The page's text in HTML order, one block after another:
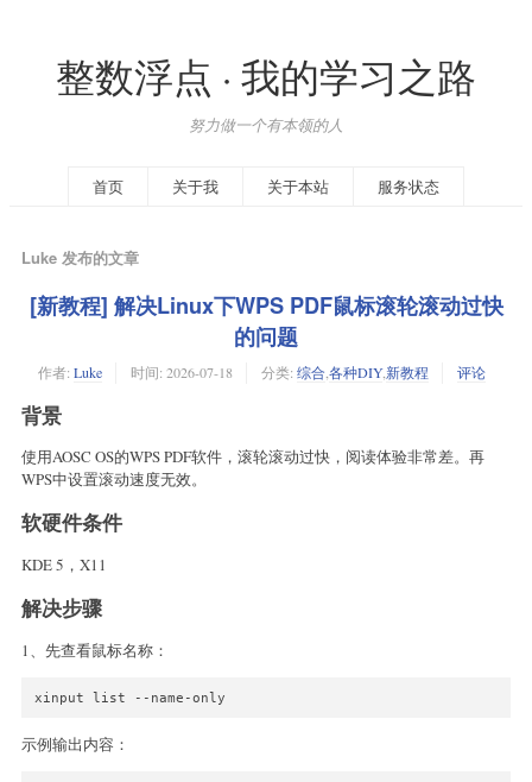
整数浮点 · 我的学习之路
努力做一个有本领的人
首页 关于我 关于本站 服务状态
Luke 发布的文章
[新教程] 解决Linux下WPS PDF鼠标滚轮滚动过快
的问题
作者: Luke 时间: 2026-07-18 分类: 综合 各种DIY,新教程 评论
背景
使用AOSC OS的WPS PDF软件，滚轮滚动过快，阅读体验非常差。再
WPS中设置滚动速度无效。
软硬件条件
KDE 5，X11
解决步骤
1、先查看鼠标名称：
xinput list --name-only
示例输出内容：